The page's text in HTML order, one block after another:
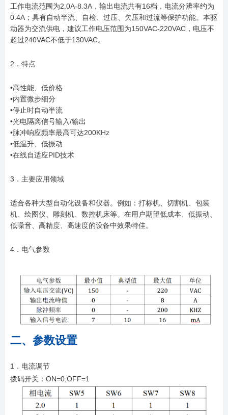
工作电流范围为2.0A-8.3A，输出电流共有16档，电流分辨率约为
0.4A；具有自动半流、自检、过压、欠压和过流等保护功能。本驱
动器为交流供电，建议工作电压范围为150VAC-220VAC，电压不
超过240VAC不低于130VAC。
2．特点
•高性能、低价格
•内置微步细分
•停止时自动半流
•光电隔离信号输入/输出
•脉冲响应频率最高可达200KHz
•低温升、低振动
•在线自适应PID技术
3．主要应用领域
适合各种大型自动化设备和仪器。例如：打标机、切割机、包装
机、绘图仪、雕刻机、数控机床等。在用户期望低成本、低振动、
低噪音、高精度、高速度的设备中效果特佳。
4．电气参数
二、参数设置
1．电流调节
拨码开关：ON=0;OFF=1